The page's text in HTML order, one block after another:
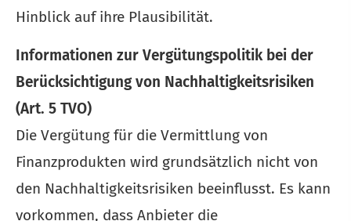
Hinblick auf ihre Plausibilität.
Informationen zur Vergütungspolitik bei der
Berücksichtigung von Nachhaltigkeitsrisiken
(Art. 5 TVO)
Die Vergütung für die Vermittlung von
Finanzprodukten wird grundsätzlich nicht von
den Nachhaltigkeitsrisiken beeinflusst. Es kann
vorkommen, dass Anbieter die